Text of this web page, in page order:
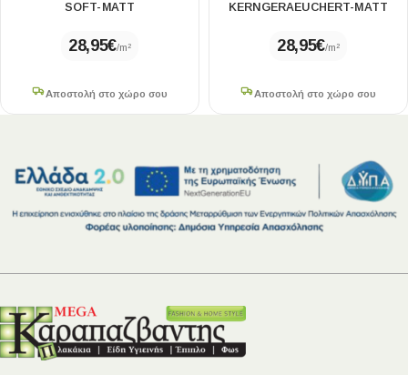
SOFT-MATT
28,95€/m²
Αποστολή στο χώρο σου
KERNGERAEUCHERT-MATT
28,95€/m²
Αποστολή στο χώρο σου